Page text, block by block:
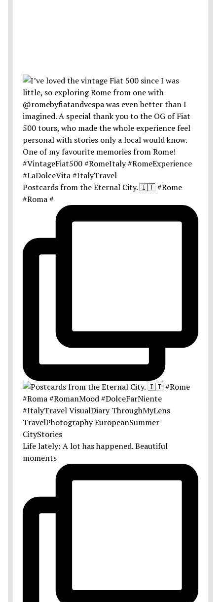
Postcards from the Eternal City. 🇮🇹 #Rome
#Roma #
Life lately: A lot has happened. Beautiful
moments